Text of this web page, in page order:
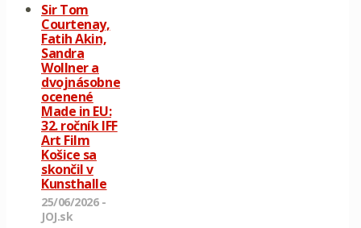
Sir Tom
Courtenay,
Fatih Akin,
Sandra
Wollner a
dvojnásobne
ocenené
Made in EU:
32. ročník IFF
Art Film
Košice sa
skončil v
Kunsthalle
25/06/2026 -
JOJ.sk